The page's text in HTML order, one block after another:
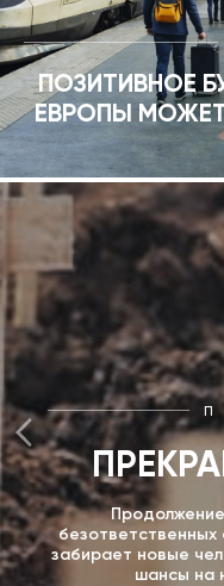
ПОЗИТИВНОЕ
ЕВРОПЫ
забирает новые
шансы на